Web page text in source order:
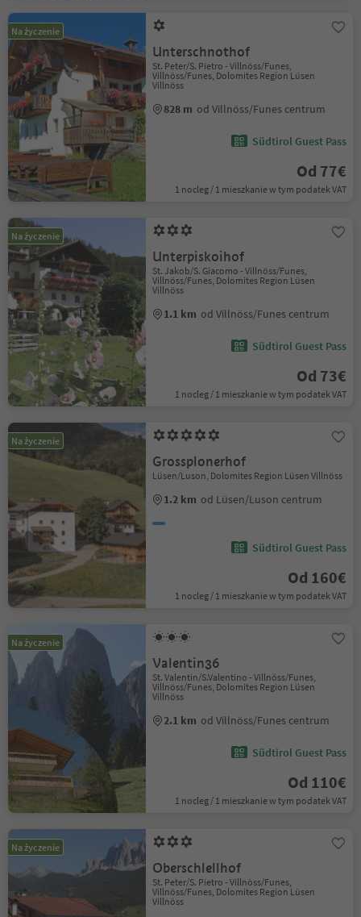
Na życzenie
Unterschnothof
St. Peter/S. Pietro - Villnöss/Funes,
Villnöss/Funes, Dolomites Region Lüsen
Villnöss
828 m od Villnöss/Funes centrum
Südtirol Guest Pass
Od 77€
1 nocleg / 1 mieszkanie w tym podatek VAT
Na życzenie
Unterpiskoihof
St. Jakob/S. Giacomo - Villnöss/Funes,
Villnöss/Funes, Dolomites Region Lüsen
Villnöss
1.1 km od Villnöss/Funes centrum
Südtirol Guest Pass
Od 73€
1 nocleg / 1 mieszkanie w tym podatek VAT
Na życzenie
Grossplonerhof
Lüsen/Luson, Dolomites Region Lüsen Villnöss
1.2 km od Lüsen/Luson centrum
Südtirol Guest Pass
Od 160€
1 nocleg / 1 mieszkanie w tym podatek VAT
Na życzenie
Valentin36
St. Valentin/S.Valentino - Villnöss/Funes,
Villnöss/Funes, Dolomites Region Lüsen
Villnöss
2.1 km od Villnöss/Funes centrum
Südtirol Guest Pass
Od 110€
1 nocleg / 1 mieszkanie w tym podatek VAT
Na życzenie
Oberschlellhof
St. Peter/S. Pietro - Villnöss/Funes,
Villnöss/Funes, Dolomites Region Lüsen
Villnöss